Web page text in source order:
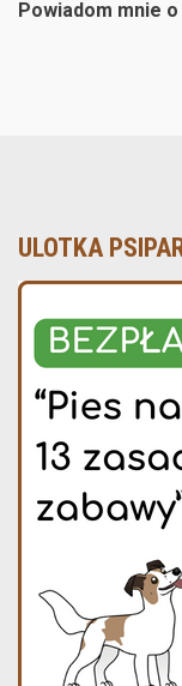
Powiadom mnie
ULOTKA